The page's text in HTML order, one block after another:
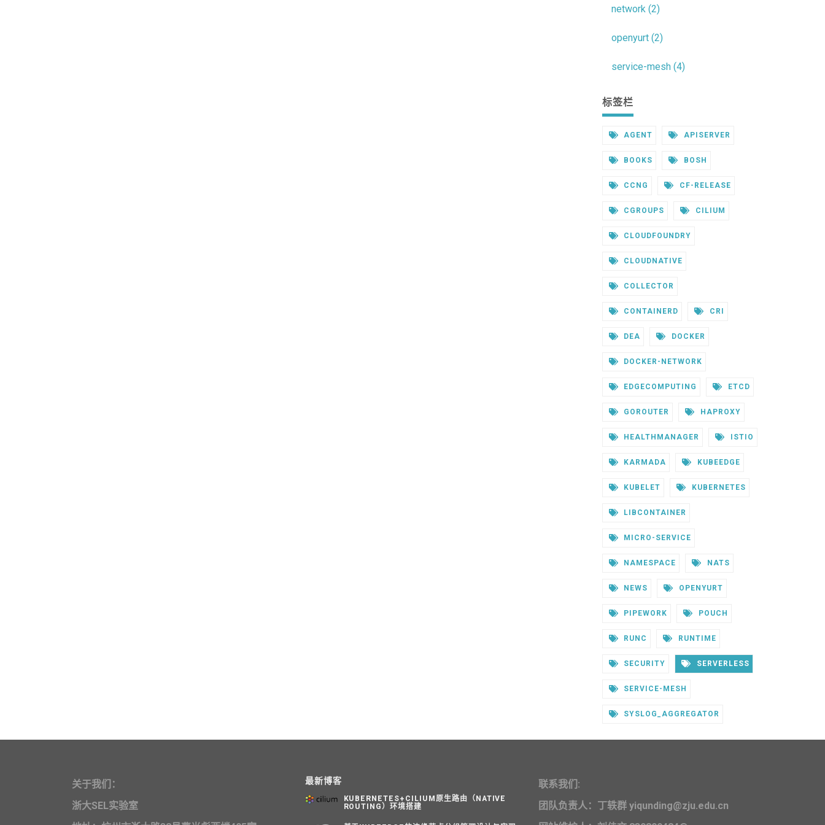
network (2)
openyurt (2)
service-mesh (4)
标签栏
AGENT APISERVER
BOOKS BOSH
CCNG CF-RELEASE
CGROUPS CILIUM
CLOUDFOUNDRY
CLOUDNATIVE
COLLECTOR
CONTAINERD CRI
DEA DOCKER
DOCKER-NETWORK
EDGECOMPUTING ETCD
GOROUTER HAPROXY
HEALTHMANAGER ISTIO
KARMADA KUBEEDGE
KUBELET KUBERNETES
LIBCONTAINER
MICRO-SERVICE
NAMESPACE NATS
NEWS OPENYURT
PIPEWORK POUCH
RUNC RUNTIME
SECURITY SERVERLESS
SERVICE-MESH
SYSLOG_AGGREGATOR
关于我们：
浙大SEL实验室
最新博客
KUBERNETES+CILIUM原生路由（NATIVE
ROUTING）环境搭建
联系我们:
团队负责人：丁轶群 yiqunding@zju.edu.cn